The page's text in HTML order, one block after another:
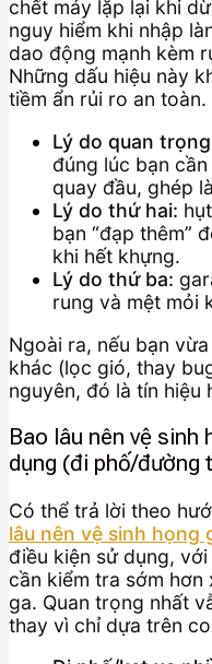
chết máy lặp lại khi
nguy hiểm khi nhập
dao động mạnh kèm
Những dấu hiệu này
tiềm ẩn rủi ro an toàn.
Lý do quan
đúng lúc bạn
quay đầu, ghép
Lý do thứ hai:
bạn “đạp thêm”
khi hết khựng.
Lý do thứ ba:
rung và mệt mỏi
Ngoài ra, nếu bạn
khác (lọc gió, thay
nguyên, đó là tín hiệu
Bao lâu nên vệ sinh
dụng (đi phố/đường
Có thể trả lời theo
lâu nên vệ sinh họng
điều kiện sử dụng,
cần kiểm tra sớm
ga. Quan trọng nhất
thay vì chỉ dựa trên